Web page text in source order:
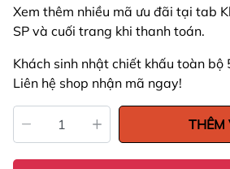
Xem thêm nhiều mã ưu đãi tại tab
SP và cuối trang khi thanh toán.
Khách sinh nhật chiết khấu toàn
Liên hệ shop nhận mã ngay!
THÊM